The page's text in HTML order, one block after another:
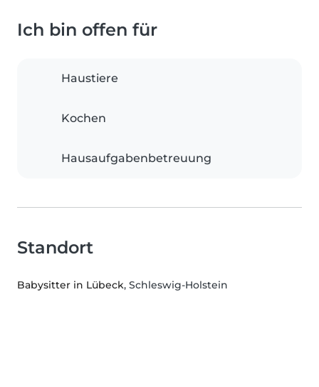
Ich bin offen für
Haustiere
Kochen
Hausaufgabenbetreuung
Standort
Babysitter in Lübeck, Schleswig-Holstein